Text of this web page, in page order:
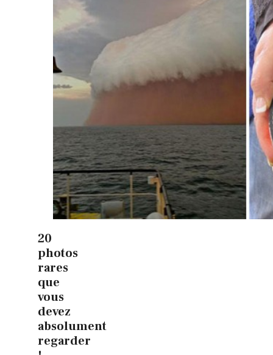
20
photos
rares
que
vous
devez
absolument
regarder